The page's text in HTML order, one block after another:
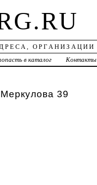
ОРГАНИЗАЦИИ
в каталог Контакты
39